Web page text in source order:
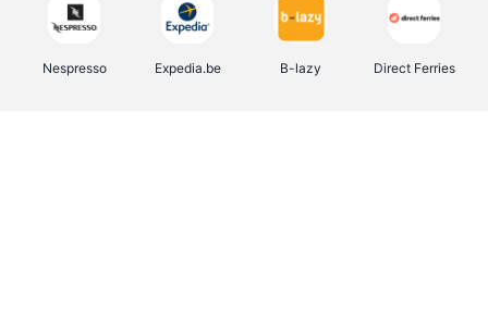
Nespresso Expedia.be B-lazy Direct Ferries